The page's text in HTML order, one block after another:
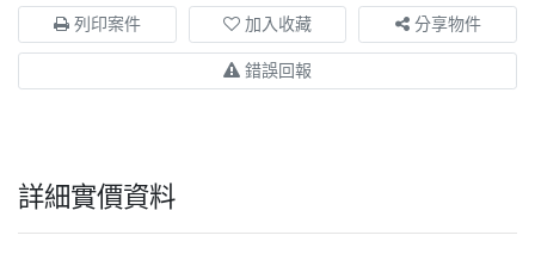
列印案件 加入收藏 分享物件
錯誤回報
詳細實價資料